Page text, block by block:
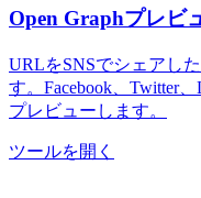
Open Graphプレビ
URLをSNSでシェアし
す。Facebook、Twitter
プレビューします。
ツールを開く